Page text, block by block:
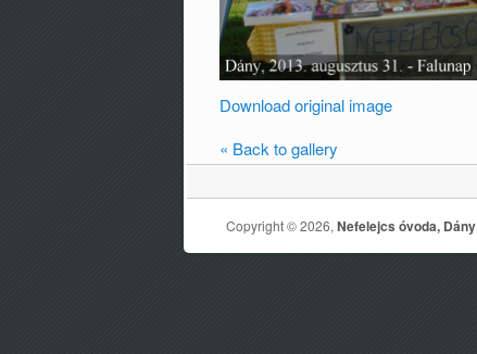
Download original image
« Back to gallery
Copyright © 2026, Nefelejcs óvoda, Dány